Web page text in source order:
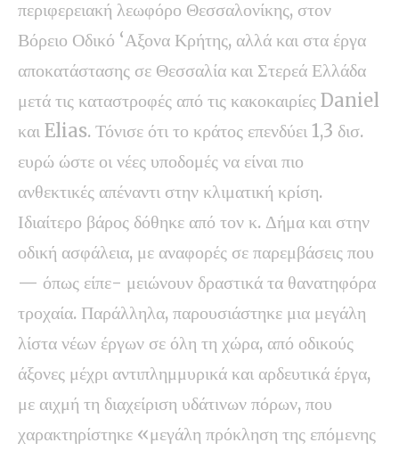
περιφερειακή λεωφόρο Θεσσαλονίκης, στον
Βόρειο Οδικό ‘Αξονα Κρήτης, αλλά και στα έργα
αποκατάστασης σε Θεσσαλία και Στερεά Ελλάδα
μετά τις καταστροφές από τις κακοκαιρίες Daniel
και Elias. Τόνισε ότι το κράτος επενδύει 1,3 δισ.
ευρώ ώστε οι νέες υποδομές να είναι πιο
ανθεκτικές απέναντι στην κλιματική κρίση.
Ιδιαίτερο βάρος δόθηκε από τον κ. Δήμα και στην
οδική ασφάλεια, με αναφορές σε παρεμβάσεις που
— όπως είπε- μειώνουν δραστικά τα θανατηφόρα
τροχαία. Παράλληλα, παρουσιάστηκε μια μεγάλη
λίστα νέων έργων σε όλη τη χώρα, από οδικούς
άξονες μέχρι αντιπλημμυρικά και αρδευτικά έργα,
με αιχμή τη διαχείριση υδάτινων πόρων, που
χαρακτηρίστηκε «μεγάλη πρόκληση της επόμενης